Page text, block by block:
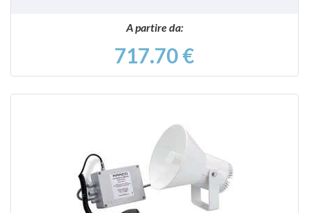
A partire da:
717.70 €
VEDI